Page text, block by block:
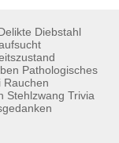
Diebstahl
Pathologisches
Rauchen
Stehlzwang Trivia